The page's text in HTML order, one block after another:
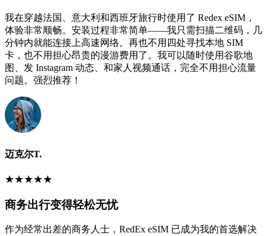
我在穿越法国、意大利和西班牙旅行时使用了 Redex eSIM，
体验非常顺畅。安装过程非常简单——我只需扫描二维码，几
分钟内就能连接上高速网络。再也不用四处寻找本地 SIM
卡，也不用担心昂贵的漫游费用了。我可以随时使用谷歌地
图、发 Instagram 动态、和家人视频通话，完全不用担心流量
问题。强烈推荐！
迈克尔T.
★★★★★
商务出行变得轻松无忧
作为经常出差的商务人士，RedEx eSIM 已成为我的首选解决